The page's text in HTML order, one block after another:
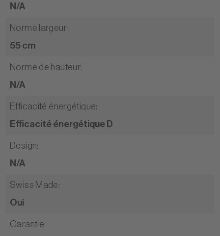
N/A
Norme largeur :
55 cm
Norme de hauteur:
N/A
Efficacité énergétique:
Efficacité énergétique D
Design:
N/A
Swiss Made:
Oui
Garantie: